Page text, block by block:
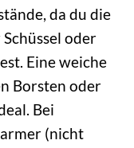
da du die
oder
Eine weiche
Borsten oder
Bei
(nicht